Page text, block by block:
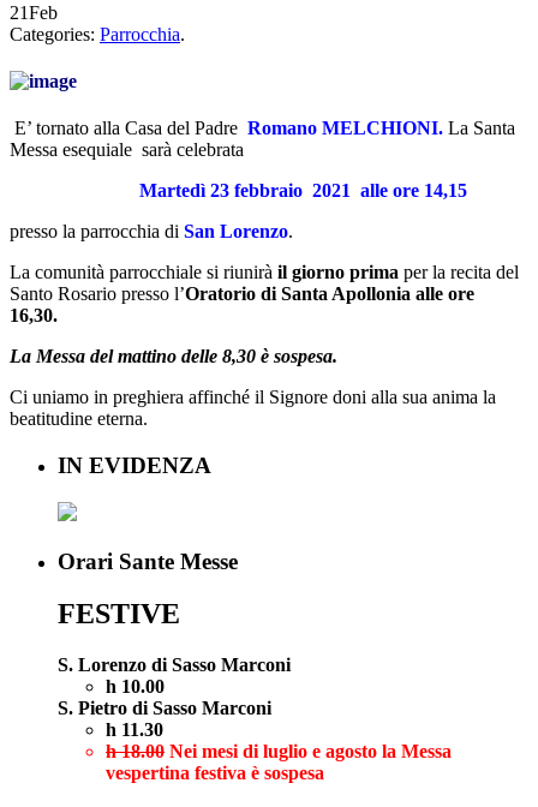
21Feb
Categories: Parrocchia.
E’ tornato alla Casa del Padre Romano MELCHIONI. La Santa
Messa esequiale sarà celebrata
Martedì 23 febbraio 2021 alle ore 14,15
presso la parrocchia di San Lorenzo.
La comunità parrocchiale si riunirà il giorno prima per la recita del
Santo Rosario presso l’Oratorio di Santa Apollonia alle ore
16,30.
La Messa del mattino delle 8,30 è sospesa.
Ci uniamo in preghiera affinché il Signore doni alla sua anima la
beatitudine eterna.
IN EVIDENZA
Orari Sante Messe
FESTIVE
S. Lorenzo di Sasso Marconi
h 10.00
S. Pietro di Sasso Marconi
h 11.30
h 18.00 Nei mesi di luglio e agosto la Messa
vespertina festiva è sospesa